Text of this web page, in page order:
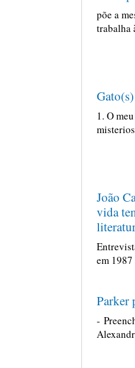
põe a
trabalha
Gato(s)
1. O
João
vida
em
Parker
-